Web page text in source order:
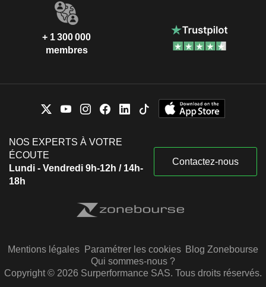
+ 1 300 000
membres
NOS EXPERTS À VOTRE
ÉCOUTE
Lundi - Vendredi 9h-12h / 14h-
18h
Contactez-nous
Mentions légales Paramétrer les cookies Blog Zonebourse
Qui sommes-nous ?
Copyright © 2026 Surperformance SAS. Tous droits réservés.